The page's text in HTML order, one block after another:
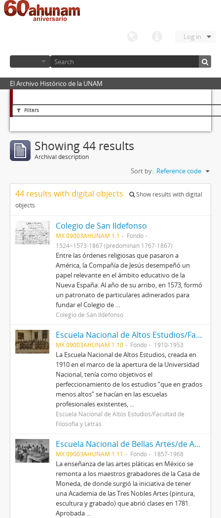
Log in
El Archivo Histórico de la UNAM
Filters
Showing 44 results
Archival description
Sort by: Reference code
44 results with digital objects
Show results with digital
objects
Colegio de San Ildefonso
MX 09003AHUNAM 1.1
Fondo
1524~1573-1867 (predominan 1767-1867)
Entre las órdenes religiosas que pasaron a
América, la Compañía de Jesús desempeñó un
papel relevante en el ámbito educativo de la
Nueva España. Al año de su arribo, en 1573, formó
un patronato de particulares adinerados para
fundar el Colegio de ...
Colegio de San Ildefonso
Escuela Nacional de Altos Estudios/Facultad de Filosofía y Letras
MX 09003AHUNAM 1.10 Fondo 1910-1953
La Escuela Nacional de Altos Estudios, creada en
1910 en el marco de la apertura de la Universidad
Nacional, tenía como objetivos el
perfeccionamiento de los estudios “que en grados
menos altos” se hacían en las escuelas
profesionales existentes, ...
Escuela Nacional de Altos Estudios/Facultad de
Filosofía y Letras
Escuela Nacional de Bellas Artes/de Artes Plásticas
MX 09003AHUNAM 1.11 Fondo 1857-1968
La enseñanza de las artes pláticas en México se
remonta a los maestros grabadores de la Casa de
Moneda, de donde surgió la iniciativa de tener
una Academia de las Tres Nobles Artes (pintura,
escultura y grabado) que abrió clases en 1781.
Aprobada ...